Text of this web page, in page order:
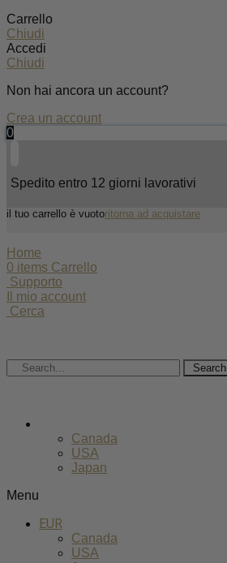
Carrello
Chiudi
Accedi
Chiudi
Non hai ancora un account?
Crea un account
0
Spedito entro 12 giorni lavorativi
il tuo carrello è vuotoritorna ad acquistare
Home
0 items Carrello
Supporto
Il mio account
Cerca
Search
Canada
USA
Japan
Menu
EUR
Canada
USA